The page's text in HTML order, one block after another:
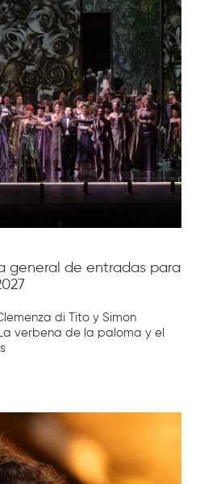
general de entradas para
di Tito y Simon
verbena de la paloma y el